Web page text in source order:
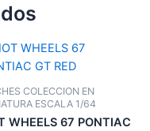
COLECCION EN
ESCALA 1/64
WHEELS 67 PONTIAC